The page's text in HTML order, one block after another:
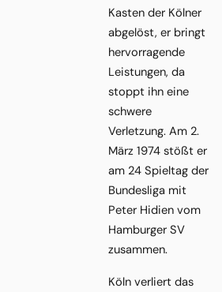
Kasten der Kölner
abgelöst, er bringt
hervorragende
Leistungen, da
stoppt ihn eine
schwere
Verletzung. Am 2.
März 1974 stößt er
am 24 Spieltag der
Bundesliga mit
Peter Hidien vom
Hamburger SV
zusammen.
Köln verliert das